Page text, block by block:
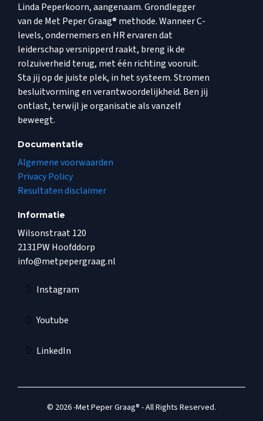
Linda Peperkoorn, aangenaam. Grondlegger
van de Met Peper Graag® methode. Wanneer C-
levels, ondernemers en HR ervaren dat
leiderschap versnipperd raakt, breng ik de
rolzuiverheid terug, met één richting vooruit.
Sta jij op de juiste plek, in het systeem. Stromen
besluitvorming en verantwoordelijkheid. Ben jij
ontlast, terwijl je organisatie als vanzelf
beweegt.
Documentatie
Algemene voorwaarden
Privacy Policy
Resultaten disclaimer
Informatie
Wilsonstraat 120
2131PW Hoofddorp
info@metpepergraag.nl
Instagram
Youtube
LinkedIn
© 2026 -Met Peper Graag® - All Rights Reserved.